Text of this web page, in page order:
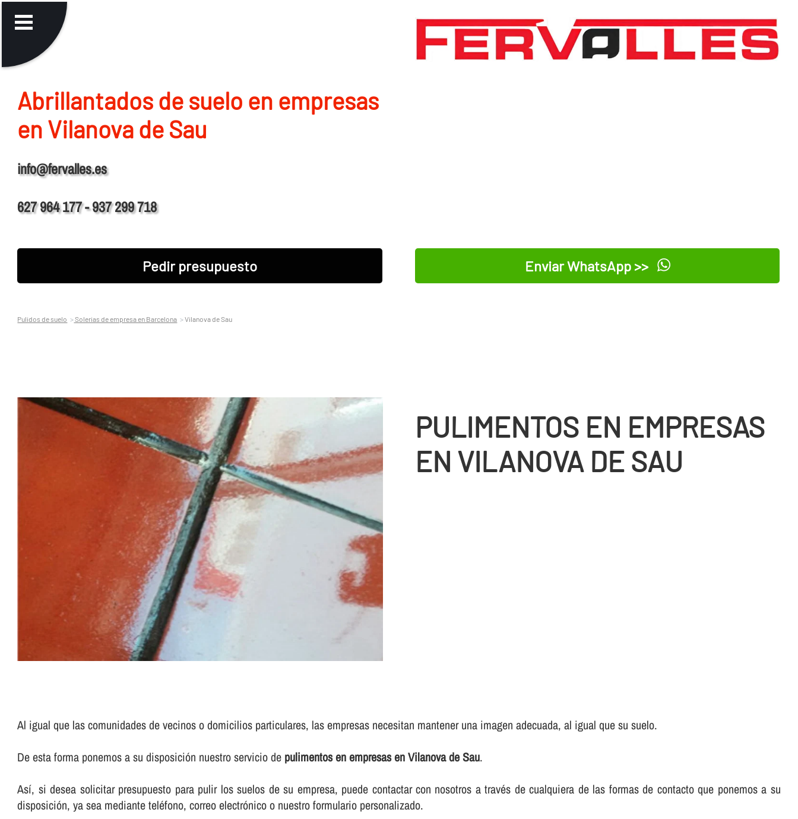
Abrillantados de suelo en empresas
en Vilanova de Sau
info@fervalles.es
627 964 177 - 937 299 718
Pedir presupuesto Enviar WhatsApp >>
Pulidos de suelo Solerias de empresa en Barcelona Vilanova de Sau
PULIMENTOS EN EMPRESAS
EN VILANOVA DE SAU
Al igual que las comunidades de vecinos o domicilios particulares, las empresas necesitan mantener una imagen adecuada, al igual que su suelo.
De esta forma ponemos a su disposición nuestro servicio de pulimentos en empresas en Vilanova de Sau.
Así­, si desea solicitar presupuesto para pulir los suelos de su empresa, puede contactar con nosotros a través de cualquiera de las formas de contacto que ponemos a su
disposición, ya sea mediante teléfono, correo electrónico o nuestro formulario personalizado.